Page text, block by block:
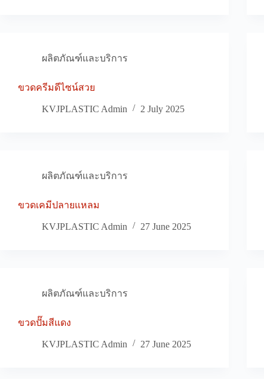
ผลิตภัณฑ์และบริการ
ขวดครีมดีไซน์สวย
KVJPLASTIC Admin 2 July 2025
ผลิตภัณฑ์และบริการ
ขวดเคมีปลายแหลม
KVJPLASTIC Admin 27 June 2025
ผลิตภัณฑ์และบริการ
ขวดปั๊มสีแดง
KVJPLASTIC Admin 27 June 2025